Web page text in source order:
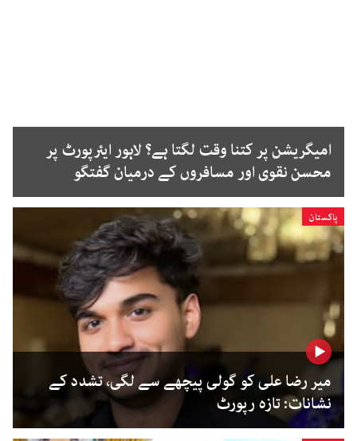
امیگریشن پر کتنا وقت لگتا ہے؟ لاہور ایئرپورٹ پر
محسن نقوی اور مسافروں کے درمیان گفتگو
پاکستان
میر رضا علی کو گولی پیچھے سے لگی، تشدد کے
نشانات: تازہ رپورٹ